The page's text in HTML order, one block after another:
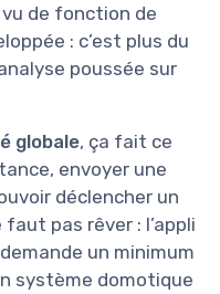
vu de fonction de
: c’est plus du
poussée sur
globale, ça fait ce
envoyer une
déclencher un
pas rêver : l’appli
un minimum
système domotique